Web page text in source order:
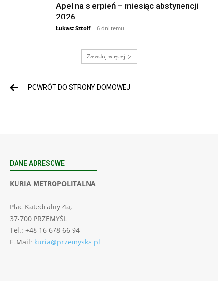
Apel na sierpień – miesiąc abstynencji
2026
Łukasz Sztolf - 6 dni temu
Załaduj więcej
POWRÓT DO STRONY DOMOWEJ
DANE ADRESOWE
KURIA METROPOLITALNA
Plac Katedralny 4a,
37-700 PRZEMYŚL
Tel.: +48 16 678 66 94
E-Mail: kuria@przemyska.pl